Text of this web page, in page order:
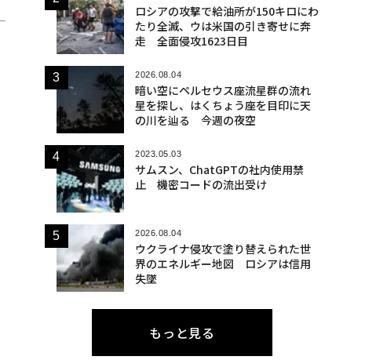
ロシアの攻撃で給油所が150キロにわ
たり全滅、ウは米国の引き寄せに奔
走 全面侵攻1623日目
2026.08.04
暗い空にペルセウス座流星群の流れ
星を探し、はくちょう座を目印に天
の川を辿る 今週の夜空
2023.05.03
サムスン、ChatGPTの社内使用禁
止 機密コードの流出受け
2026.08.04
ウクライナ侵攻で塗り替えられた世
界のエネルギー地図 ロシアは信用
失墜
もっと見る